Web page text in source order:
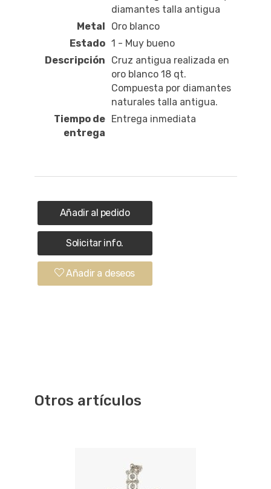
diamantes talla antigua
Metal
Oro blanco
Estado 1 - Muy bueno
Descripción
Cruz antigua realizada en
oro blanco 18 qt.
Compuesta por diamantes
naturales talla antigua.
Tiempo de
entrega
Entrega inmediata
Añadir al pedido
Solicitar info.
Añadir a deseos
Otros artículos